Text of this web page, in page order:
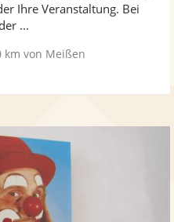
Ihre Veranstaltung. Bei
...
km von Meißen